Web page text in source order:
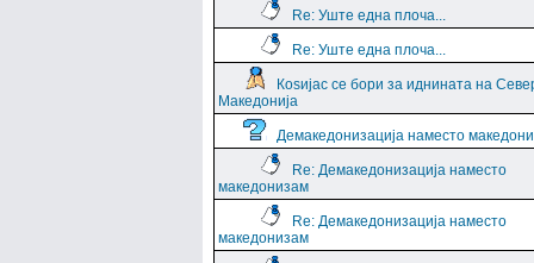
Re: Уште една плоча...
Re: Уште една плоча...
Коѕијас се бори за иднината на
Македонија
Демакедонизација наместо
Re: Демакедонизација наместо
македонизам
Re: Демакедонизација наместо
македонизам